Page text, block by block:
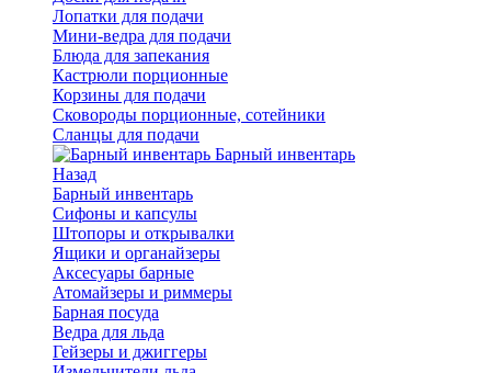
Лопатки для подачи
Мини-ведра для подачи
Блюда для запекания
Кастрюли порционные
Корзины для подачи
Сковороды порционные, сотейники
Сланцы для подачи
Барный инвентарь
Назад
Барный инвентарь
Сифоны и капсулы
Штопоры и открывалки
Ящики и органайзеры
Аксесуары барные
Атомайзеры и риммеры
Барная посуда
Ведра для льда
Гейзеры и джиггеры